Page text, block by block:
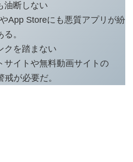
油断しない
App Storeにも悪質アプリが紛
。
クを踏まない
イトや無料動画サイトの
が必要だ。